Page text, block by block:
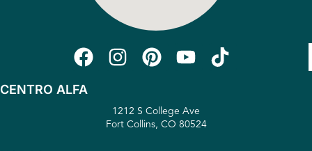
Fort Collins, CO 80524